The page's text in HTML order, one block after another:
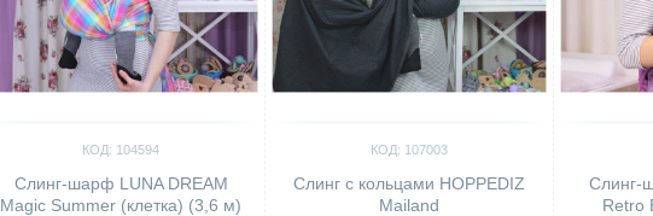
КОД: 104594
Слинг-шарф LUNA DREAM
Magic Summer (клетка) (3,6 м)
КОД: 107003
Слинг с кольцами HOPPEDIZ
Mailand
Слинг-
Retro